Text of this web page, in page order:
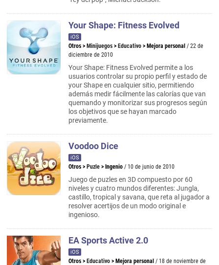
Your Shape: Fitness Evolved
iOS
Otros > Minijuegos > Educativo > Mejora personal / 22 de
diciembre de 2010
Your Shape: Fitness Evolved permite a los
usuarios controlar su propio perfil y estado de
your Shape en cualquier sitio, permitiendo
además medir fácilmente las calorías que van
quemando y monitorizar sus progresos según
los objetivos que se hayan marcado
previamente.
Voodoo Dice
iOS
Otros > Puzle > Ingenio / 10 de junio de 2010
Juego de puzles en 3D compuesto por 60
niveles y cuatro mundos diferentes: Jungla,
castillo, tropical y savana, que reta al jugador a
resolver acertijos de un modo original e
ingenioso.
EA Sports Active 2.0
iOS
Otros > Educativo > Mejora personal / 18 de noviembre de